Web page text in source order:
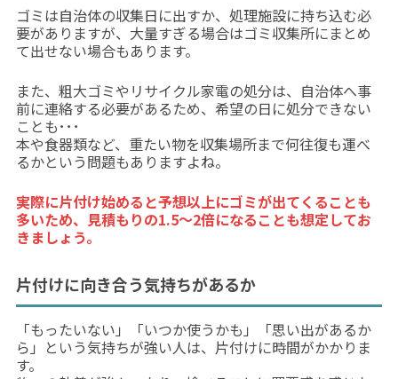
ゴミは自治体の収集日に出すか、処理施設に持ち込む必
要がありますが、大量すぎる場合はゴミ収集所にまとめ
て出せない場合もあります。
また、粗大ゴミやリサイクル家電の処分は、自治体へ事
前に連絡する必要があるため、希望の日に処分できない
ことも･･･
本や食器類など、重たい物を収集場所まで何往復も運べ
るかという問題もありますよね。
実際に片付け始めると予想以上にゴミが出てくることも
多いため、見積もりの1.5〜2倍になることも想定してお
きましょう。
片付けに向き合う気持ちがあるか
「もったいない」「いつか使うかも」「思い出があるか
ら」という気持ちが強い人は、片付けに時間がかかりま
す。